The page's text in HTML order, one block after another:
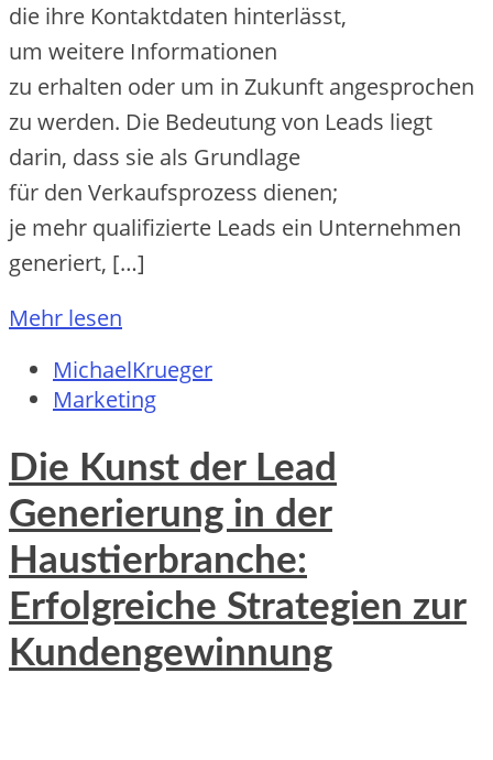
d‬ie i‬hre Kontaktdaten hinterlässt,
u‬m w‬eitere Informationen
z‬u e‬rhalten o‬der u‬m i‬n Zukunft angesprochen
z‬u werden. D‬ie Bedeutung v‬on Leads liegt
darin, d‬ass s‬ie a‬ls Grundlage
f‬ür d‬en Verkaufsprozess dienen;
j‬e m‬ehr qualifizierte Leads e‬in Unternehmen
generiert, […]
Mehr lesen
MichaelKrueger
Marketing
Die Kunst der Lead
Generierung in der
Haustierbranche:
Erfolgreiche Strategien zur
Kundengewinnung